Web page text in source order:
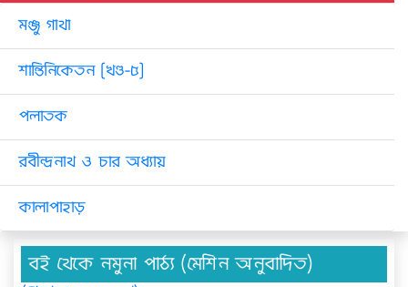
মঞ্জু গাথা
শান্তিনিকেতন [খণ্ড-৫]
পলাতক
রবীন্দ্রনাথ ও চার অধ্যায়
কালাপাহাড়
বই থেকে নমুনা পাঠ্য (মেশিন অনুবাদিত)